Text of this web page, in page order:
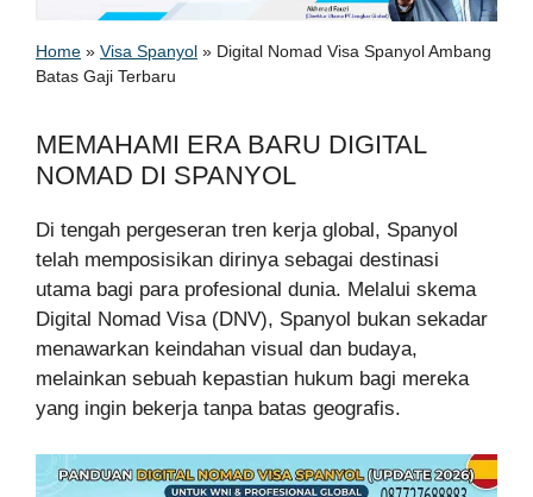
Home » Visa Spanyol » Digital Nomad Visa Spanyol Ambang
Batas Gaji Terbaru
MEMAHAMI ERA BARU DIGITAL
NOMAD DI SPANYOL
Di tengah pergeseran tren kerja global, Spanyol
telah memposisikan dirinya sebagai destinasi
utama bagi para profesional dunia. Melalui skema
Digital Nomad Visa (DNV), Spanyol bukan sekadar
menawarkan keindahan visual dan budaya,
melainkan sebuah kepastian hukum bagi mereka
yang ingin bekerja tanpa batas geografis.